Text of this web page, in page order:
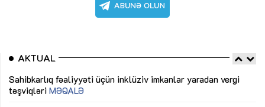
AKTUAL
Sahibkarlıq fəaliyyəti üçün inklüziv imkanlar yaradan vergi
təşviqləri MƏQALƏ